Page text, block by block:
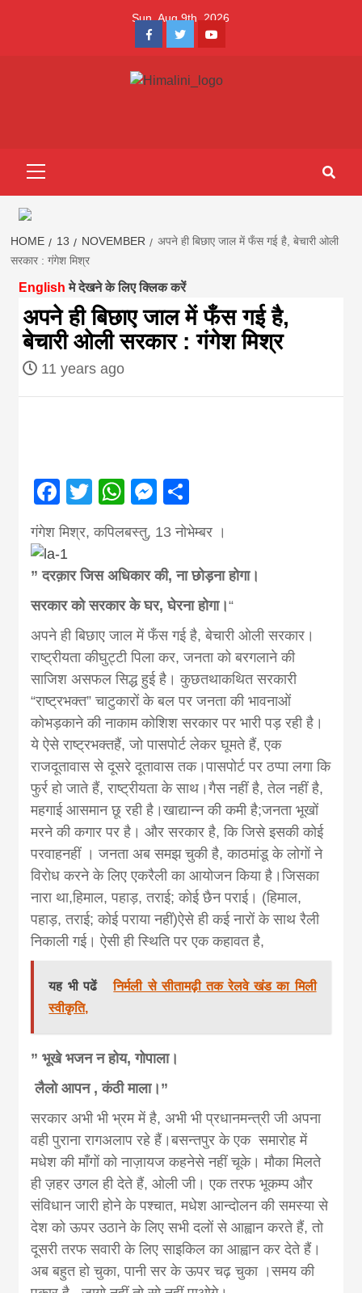
Sun. Aug 9th, 2026
FacebookTwitterYoutube
hindi
||madhesh
first hindi
magazine of
Nepal brings
from
news,
khabar
HOME 13 NOVEMBER
अपने ही बिछाए जाल में फँस गई है, बेचारी ओली
सरकार : गंगेश मिश्र
English मे देखने के लिए क्लिक करें
अपने ही बिछाए जाल में फँस गई है,
बेचारी ओली सरकार : गंगेश मिश्र
11 years ago
Facebook
TwitterWhatsApp
Messenger
गंगेश मिश्र, कपिलबस्तु, 13 नोभेम्बर ।
” दरक़ार जिस अधिकार की, ना छोड़ना होगा।
सरकार को सरकार के घर, घेरना होगा।“
अपने ही बिछाए जाल में फँस गई है, बेचारी ओली सरकार।
राष्ट्रीयता कीघुट्टी पिला कर, जनता को बरगलाने की
साजिश असफल सिद्ध हुई है। कुछतथाकथित सरकारी
“राष्ट्रभक्त” चाटुकारों के बल पर जनता की भावनाओं
कोभड़काने की नाकाम कोशिश सरकार पर भारी पड़ रही है।
ये ऐसे राष्ट्रभक्तहैं, जो पासपोर्ट लेकर घूमते हैं, एक
राजदूतावास से दूसरे दूतावास तक।पासपोर्ट पर ठप्पा लगा कि
फुर्र हो जाते हैं, राष्ट्रीयता के साथ।गैस नहीं है, तेल नहीं है,
महगाई आसमान छू रही है।खाद्यान्न की कमी है;जनता भूखों
मरने की कगार पर है। और सरकार है, कि जिसे इसकी कोई
परवाहनहीं । जनता अब समझ चुकी है, काठमांडू के लोगों ने
विरोध करने के लिए एकरैली का आयोजन किया है।जिसका
नारा था,हिमाल, पहाड़, तराई; कोई छैन पराई। (हिमाल,
पहाड़, तराई; कोई पराया नहीं)ऐसे ही कई नारों के साथ रैली
निकाली गई। ऐसी ही स्थिति पर एक कहावत है,
यह भी पढें
निर्मली से सीतामढ़ी तक रेलवे खंड का मिली
स्वीकृति,
” भूखे भजन न होय, गोपाला।
लैलो आपन , कंठी माला।”
सरकार अभी भी भ्रम में है, अभी भी प्रधानमन्त्री जी अपना
वही पुराना रागअलाप रहे हैं।बसन्तपुर के एक समारोह में
मधेश की माँगों को नाज़ायज कहनेसे नहीं चूके। मौका मिलते
ही ज़हर उगल ही देते हैं, ओली जी। एक तरफ भूकम्प और
संविधान जारी होने के पश्चात, मधेश आन्दोलन की समस्या से
देश को ऊपर उठाने के लिए सभी दलों से आह्वान करते हैं, तो
दूसरी तरफ सवारी के लिए साइकिल का आह्वान कर देते हैं।
अब बहुत हो चुका, पानी सर के ऊपर चढ़ चुका ।समय की